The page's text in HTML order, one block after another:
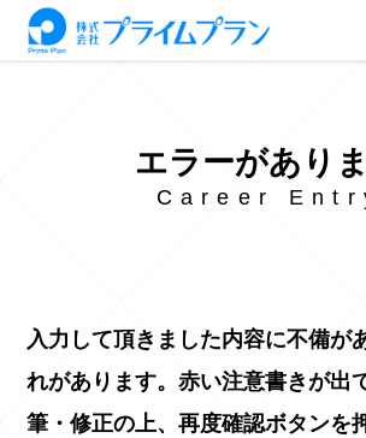
エラーがあり
Career
入力して頂きました内容に不備が
れがあります。赤い注意書きが出
筆・修正の上、再度確認ボタンを